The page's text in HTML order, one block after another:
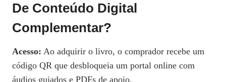
De Conteúdo Digital
Complementar?
Acesso: Ao adquirir o livro, o comprador recebe um
código QR que desbloqueia um portal online com
áudios guiados e PDFs de apoio.